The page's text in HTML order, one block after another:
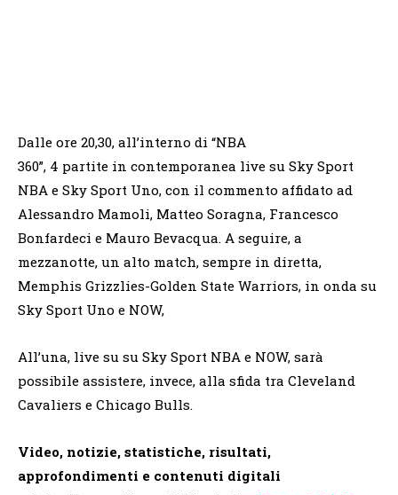
Dalle ore 20,30, all’interno di “NBA
360”, 4 partite in contemporanea live su Sky Sport
NBA e Sky Sport Uno, con il commento affidato ad
Alessandro Mamoli, Matteo Soragna, Francesco
Bonfardeci e Mauro Bevacqua. A seguire, a
mezzanotte, un alto match, sempre in diretta,
Memphis Grizzlies-Golden State Warriors, in onda su
Sky Sport Uno e NOW,
All’una, live su su Sky Sport NBA e NOW, sarà
possibile assistere, invece, alla sfida tra Cleveland
Cavaliers e Chicago Bulls.
Video, notizie, statistiche, risultati,
approfondimenti e contenuti digitali